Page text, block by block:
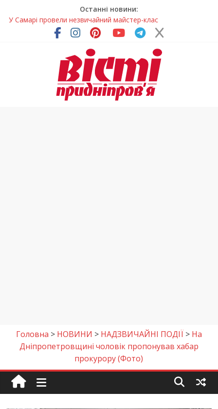
Останні новини:
У Самарі провели незвичайний майстер-клас
Світлові рішення майстрів із Дніпра визнали найкращими в
На Дніпропетровщині ліквідовують аварію на
магістральному водогоні
Спортсменка з Кам’янського встановила рекорд
Дніпропетровщини з пауерліфтингу
На Дніпропетровщині різко зросла кількість пожеж в
Головна > НОВИНИ > НАДЗВИЧАЙНІ ПОДІЇ > На
Дніпропетровщині чоловік пропонував хабар
прокурору (Фото)